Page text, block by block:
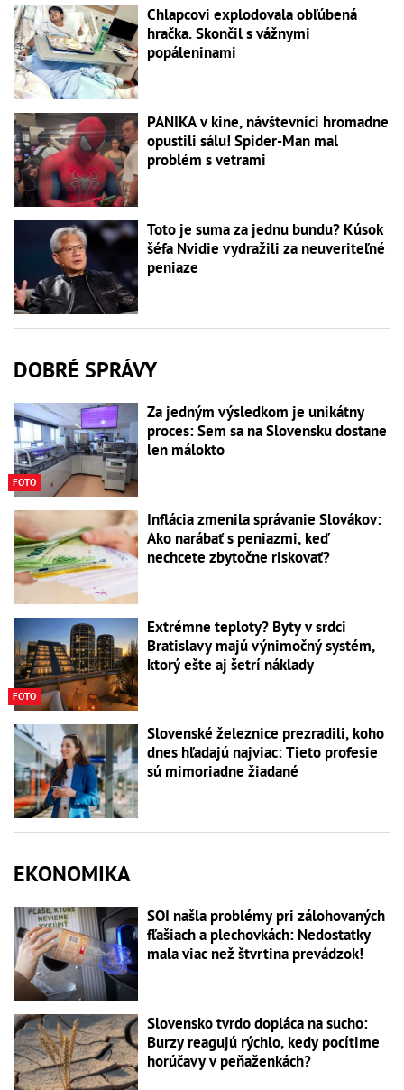
Chlapcovi explodovala obľúbená
hračka. Skončil s vážnymi
popáleninami
PANIKA v kine, návštevníci hromadne
opustili sálu! Spider-Man mal
problém s vetrami
Toto je suma za jednu bundu? Kúsok
šéfa Nvidie vydražili za neuveriteľné
peniaze
DOBRÉ SPRÁVY
FOTO
Za jedným výsledkom je unikátny
proces: Sem sa na Slovensku dostane
len málokto
Inflácia zmenila správanie Slovákov:
Ako narábať s peniazmi, keď
nechcete zbytočne riskovať?
FOTO
Extrémne teploty? Byty v srdci
Bratislavy majú výnimočný systém,
ktorý ešte aj šetrí náklady
Slovenské železnice prezradili, koho
dnes hľadajú najviac: Tieto profesie
sú mimoriadne žiadané
EKONOMIKA
SOI našla problémy pri zálohovaných
fľašiach a plechovkách: Nedostatky
mala viac než štvrtina prevádzok!
Slovensko tvrdo dopláca na sucho:
Burzy reagujú rýchlo, kedy pocítime
horúčavy v peňaženkách?